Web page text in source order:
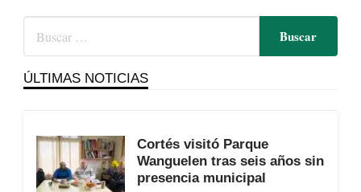
ÚLTIMAS NOTICIAS
Cortés visitó Parque
Wanguelen tras seis años sin
presencia municipal